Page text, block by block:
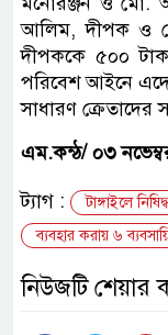
আলিম, দীপক ও
দীপককে ৫০০
পরিবেশ আইনে
সাধারণ ক্রেতাদের
এম.কন্ঠ/ ০৩
ট্যাগ :
টাঙ্গাইলে
ব্যবহার করায় ৬
নিউজটি শেয়ার